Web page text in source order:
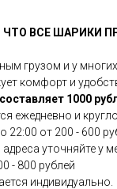
ВСЕ ШАРИКИ
грузом и у
комфорт и
1000
ежедневно и
22:00 от 200 - 600
уточняйте у
- 800 рублей
индивидуально.